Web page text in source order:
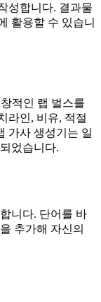
성합니다. 결과물
활용할 수 있습니
적인 랩 벌스를
라인, 비유, 적절
가사 생성기는 일
었습니다.
니다. 단어를 바
추가해 자신의